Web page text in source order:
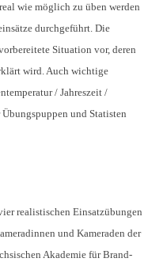
wie möglich zu üben werden
durchgeführt. Die
Situation vor, deren
wird. Auch wichtige
/ Jahreszeit /
und Statisten
realistischen Einsatzübungen
und Kameraden der
Akademie für Brand-